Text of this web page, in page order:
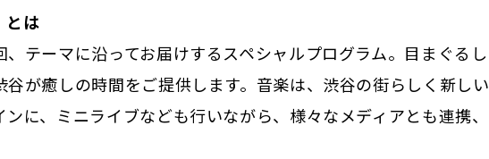
とは
テーマに沿ってお届けするスペシャルプログラム。目まぐるし
が癒しの時間をご提供します。音楽は、渋谷の街らしく新しい
に、ミニライブなども行いながら、様々なメディアとも連携、